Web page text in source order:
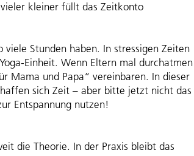
kleiner füllt das Zeitkonto
Stunden haben. In stressigen Zeiten
Einheit. Wenn Eltern mal durchatmen
Mama und Papa“ vereinbaren. In dieser
sich Zeit – aber bitte jetzt nicht das
Entspannung nutzen!
die Theorie. In der Praxis bleibt das